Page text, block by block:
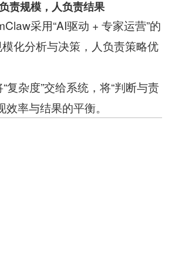
责规模，人负责结果
采用“AI驱动 + 专家运营”的
化分析与决策，人负责策略优
复杂度”交给系统，将“判断与责
率与结果的平衡。